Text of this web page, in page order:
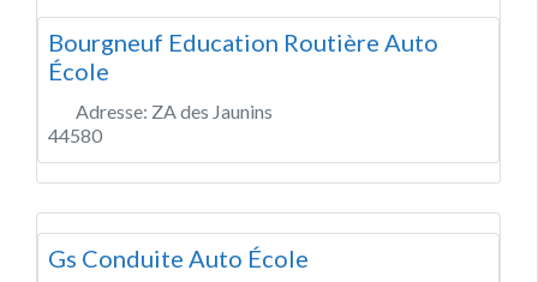
Bourgneuf Education Routière Auto
École
Adresse: ZA des Jaunins
44580
Gs Conduite Auto École